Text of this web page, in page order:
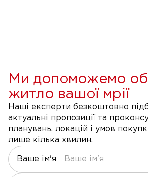
Ми допоможемо
житло вашої мрії
Наші експерти безкоштовно
актуальні пропозиції та
планувань, локацій і умов
лише кілька хвилин.
Ваше ім'я